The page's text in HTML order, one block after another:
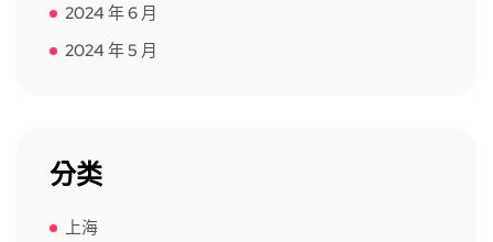
2024 年 6 月
2024 年 5 月
分类
上海